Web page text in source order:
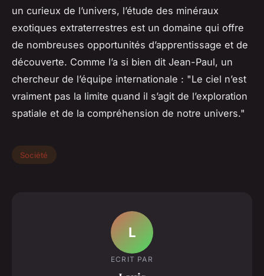
un curieux de l’univers, l’étude des minéraux
exotiques extraterrestres est un domaine qui offre
de nombreuses opportunités d’apprentissage et de
découverte. Comme l’a si bien dit Jean-Paul, un
chercheur de l’équipe internationale : "Le ciel n’est
vraiment pas la limite quand il s’agit de l’exploration
spatiale et de la compréhension de notre univers."
Société
L
ECRIT PAR